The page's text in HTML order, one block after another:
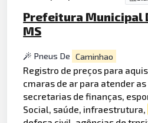
Prefeitura Municipal
MS
Pneus De Caminhao
Registro de preços para
cmaras de ar para atender
secretarias de finanças,
Social, saúde, infraestrutura,